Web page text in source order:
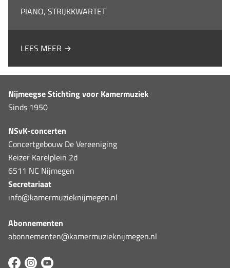
PIANO, STRIJKKWARTET
LEES MEER →
Nijmeegse Stichting voor Kamermuziek
Sinds 1950
NSvK-concerten
Concertgebouw De Vereeniging
Keizer Karelplein 2d
6511 NC Nijmegen
Secretariaat
info@kamermuzieknijmegen.nl
Abonnementen
abonnementen@kamermuzieknijmegen.nl